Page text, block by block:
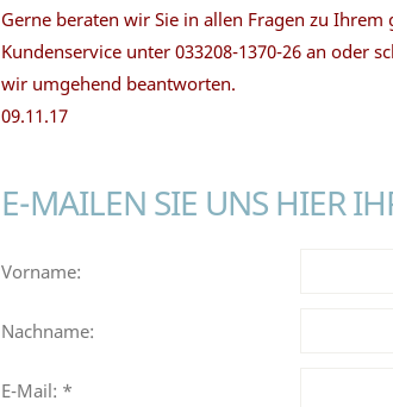
Gerne beraten wir Sie in allen Fragen zu
Kundenservice unter 033208-1370-26 an oder
wir umgehend beantworten.
09.11.17
E-MAILEN SIE UNS HIER
Vorname:
Nachname:
E-Mail: *